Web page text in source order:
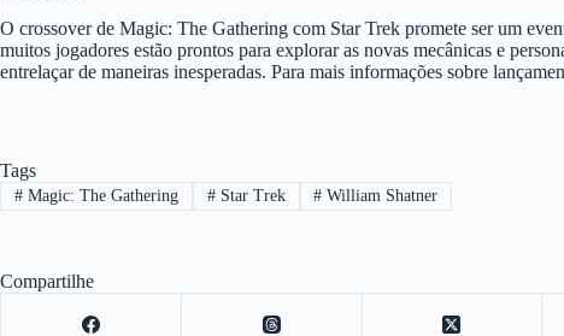
O crossover de Magic: The Gathering com Star Trek promete ser um
muitos jogadores estão prontos para explorar as novas mecânicas e
entrelaçar de maneiras inesperadas. Para mais informações sobre
Tags
#Magic: The Gathering #Star Trek # William Shatner
Compartilhe